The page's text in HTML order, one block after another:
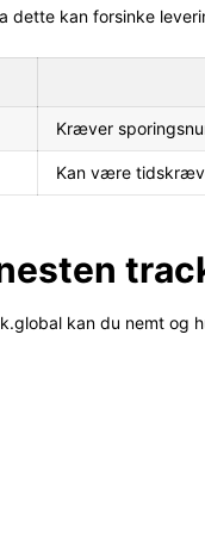
dette kan forsinke
Kræver
Kan være
kan du nemt og